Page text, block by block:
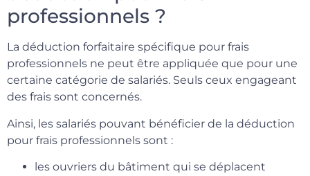
professionnels ?
La déduction forfaitaire spécifique pour frais
professionnels ne peut être appliquée que pour une
certaine catégorie de salariés. Seuls ceux engageant
des frais sont concernés.
Ainsi, les salariés pouvant bénéficier de la déduction
pour frais professionnels sont :
les ouvriers du bâtiment qui se déplacent